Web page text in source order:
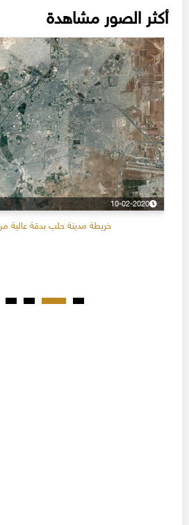
أكثر الصور مشاهدة
10-02-2020
خريطة مدينة حلب بدقة عالية من Google Earth